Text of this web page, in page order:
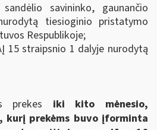
savininko, gaunančio
tiesioginio pristatymo
Respublikoje;
15 straipsnio 1 dalyje nurodytą
prekes iki kito mėnesio,
kurį prekėms buvo įforminta